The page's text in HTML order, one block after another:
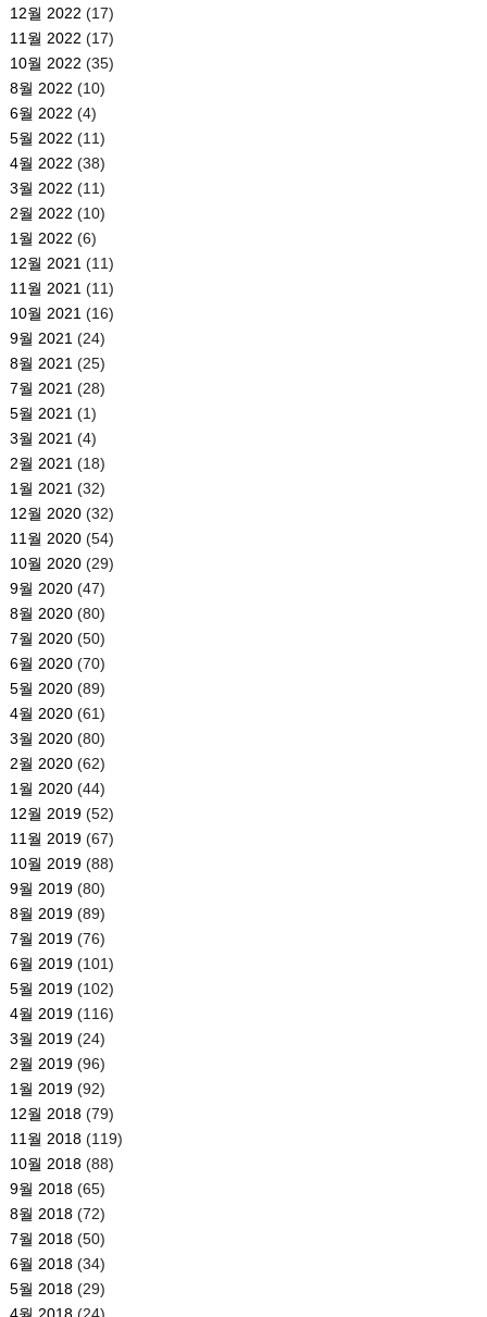
12월 2022 (17)
11월 2022 (17)
10월 2022 (35)
8월 2022 (10)
6월 2022 (4)
5월 2022 (11)
4월 2022 (38)
3월 2022 (11)
2월 2022 (10)
1월 2022 (6)
12월 2021 (11)
11월 2021 (11)
10월 2021 (16)
9월 2021 (24)
8월 2021 (25)
7월 2021 (28)
5월 2021 (1)
3월 2021 (4)
2월 2021 (18)
1월 2021 (32)
12월 2020(32)
11월 2020(54)
10월 2020(29)
9월 2020(47)
8월 2020(80)
7월 2020(50)
6월 2020(70)
5월 2020(89)
4월 2020(61)
3월 2020(80)
2월 2020(62)
1월 2020(44)
12월 2019(52)
11월 2019(67)
10월 2019(88)
9월 2019(80)
8월 2019(89)
7월 2019(76)
6월 2019(101)
5월 2019(102)
4월 2019(116)
3월 2019(24)
2월 2019(96)
1월 2019(92)
12월 2018(79)
11월 2018(119)
10월 2018(88)
9월 2018(65)
8월 2018(72)
7월 2018(50)
6월 2018(34)
5월 2018(29)
4월 2018(24)